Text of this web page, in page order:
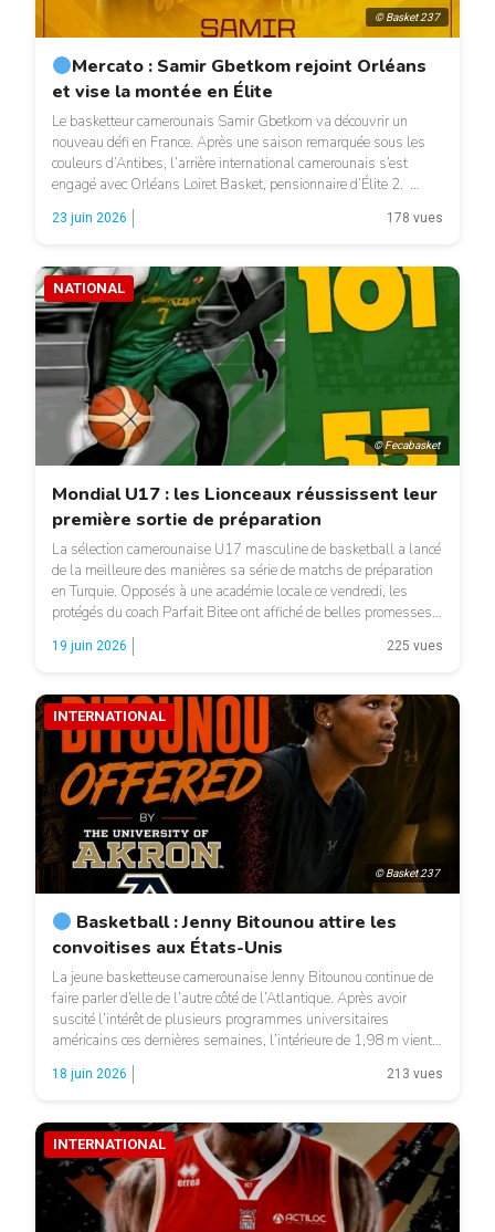
© Basket 237
Mercato : Samir Gbetkom rejoint Orléans
et vise la montée en Élite
Le basketteur camerounais Samir Gbetkom va découvrir un
nouveau défi en France. Après une saison remarquée sous les
couleurs d’Antibes, l’arrière international camerounais s’est
engagé avec Orléans Loiret Basket, pensionnaire d’Élite 2.
Auteur d’un exercice 2025-2026 solide, Gbetkom a tourné à
13,4 points, 2,3 rebonds et 2,1 passes décisives de moyenne en
23 juin 2026 178 vues
© Fecabasket
NATIONAL
Mondial U17 : les Lionceaux réussissent leur
première sortie de préparation
La sélection camerounaise U17 masculine de basketball a lancé
de la meilleure des manières sa série de matchs de préparation
en Turquie. Opposés à une académie locale ce vendredi, les
protégés du coach Parfait Bitee ont affiché de belles promesses à
quelques jours du début de la Coupe du monde FIBA U17 2026,
prévue du […]
19 juin 2026 225 vues
© Basket 237
INTERNATIONAL
Basketball : Jenny Bitounou attire les
convoitises aux États-Unis
La jeune basketteuse camerounaise Jenny Bitounou continue de
faire parler d’elle de l’autre côté de l’Atlantique. Après avoir
suscité l’intérêt de plusieurs programmes universitaires
américains ces dernières semaines, l’intérieure de 1,98 m vient
de recevoir une nouvelle offre en provenance des Akron Zips,
formation évoluant dans le championnat universitaire américain
18 juin 2026 213 vues
INTERNATIONAL